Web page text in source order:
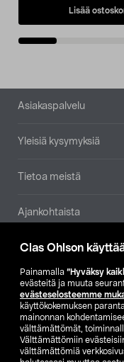
Clas Ohlson
Painamalla ”Hyväksy
evästeitä ja muuta
evästeselosteemme
käyttökokemuksen
mainonnan
välttämättömät,
Välttämättömiin
välttämättömiä
Lisää
Alatunniste
Asiakaspalvelu
Yleisiä kysymyksiä
Tietoa meistä
Ajankohtaista
Muut yrityksemme